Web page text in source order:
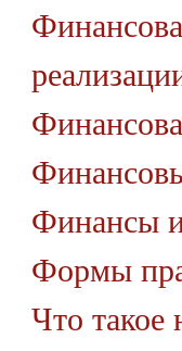
Финансы
Формы
Что такое